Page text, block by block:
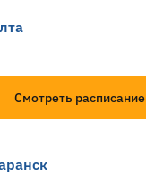
Смотреть расписание